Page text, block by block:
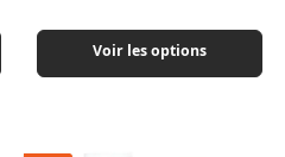
Voir les options